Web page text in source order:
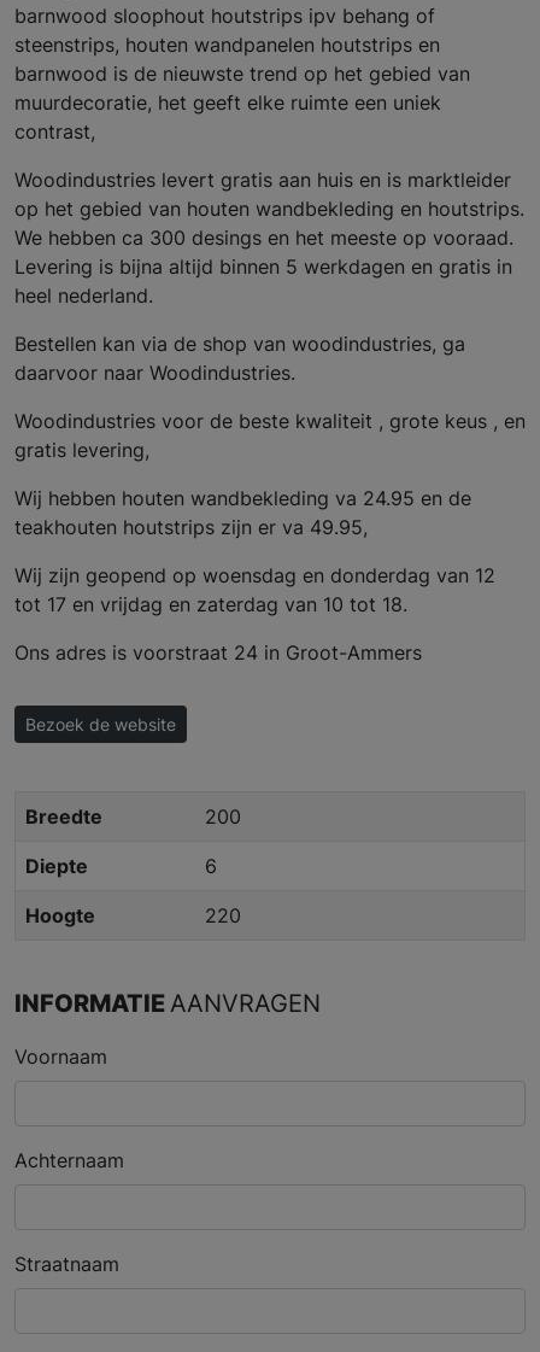
barnwood sloophout houtstrips ipv behang of
steenstrips, houten wandpanelen houtstrips en
barnwood is de nieuwste trend op het gebied van
muurdecoratie, het geeft elke ruimte een uniek
contrast,
Woodindustries levert gratis aan huis en is marktleider
op het gebied van houten wandbekleding en houtstrips.
We hebben ca 300 desings en het meeste op vooraad.
Levering is bijna altijd binnen 5 werkdagen en gratis in
heel nederland.
Bestellen kan via de shop van woodindustries, ga
daarvoor naar Woodindustries.
Woodindustries voor de beste kwaliteit , grote keus , en
gratis levering,
Wij hebben houten wandbekleding va 24.95 en de
teakhouten houtstrips zijn er va 49.95,
Wij zijn geopend op woensdag en donderdag van 12
tot 17 en vrijdag en zaterdag van 10 tot 18.
Ons adres is voorstraat 24 in Groot-Ammers
Bezoek de website
Breedte 200
Diepte 6
Hoogte 220
INFORMATIE AANVRAGEN
Voornaam
Achternaam
Straatnaam